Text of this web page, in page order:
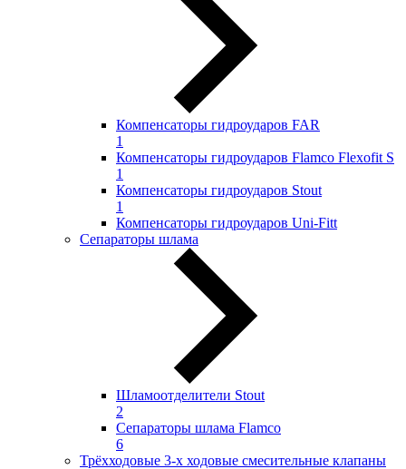
Компенсаторы гидроударов FAR
1
Компенсаторы гидроударов Flamco Flexofit S
1
Компенсаторы гидроударов Stout
1
Компенсаторы гидроударов Uni-Fitt
Сепараторы шлама
Шламоотделители Stout
2
Сепараторы шлама Flamco
6
Трёхходовые 3-х ходовые смесительные клапаны